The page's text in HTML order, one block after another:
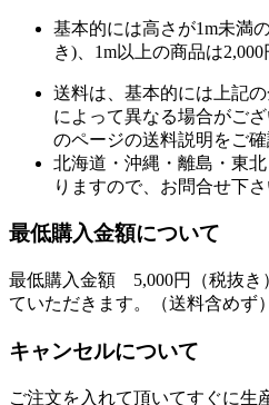
基本的には高さが1m未満
き)、1m以上の商品は
送料は、基本的には上記
によって異なる場合がご
のページの送料説明をご確
北海道・沖縄・離島・東
りますので、お問合せ下さ
最低購入金額について
最低購入金額 5,000円（税抜き
ていただきます。（送料含めず）
キャンセルについて
ご注文を入れて頂いてすぐに生